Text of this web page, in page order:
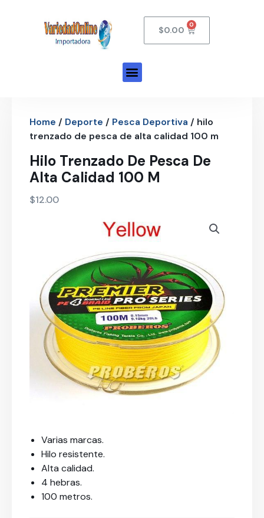
$0.00
Home / Deporte / Pesca Deportiva / hilo
trenzado de pesca de alta calidad 100 m
Hilo Trenzado De Pesca De
Alta Calidad 100 M
$12.00
Varias marcas.
Hilo resistente.
Alta calidad.
4 hebras.
100 metros.